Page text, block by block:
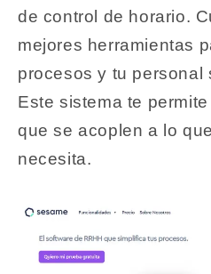
de control de horario.
mejores herramientas
procesos y tu personal
Este sistema te
que se acoplen a lo
necesita.